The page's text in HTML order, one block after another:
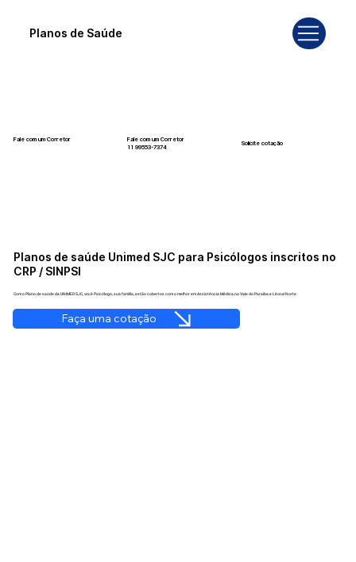
Planos de Saúde
Fale com um Corretor
Fale com um Corretor
11 99553-7374
Solicite cotação
Planos de saúde Unimed SJC para Psicólogos inscritos no
CRP / SINPSI
Com o Plano de saúde da UNIMED SJC, você Psicólogo, sua família, estão cobertos com o melhor em Assistência Médica no Vale do Paraíba e Litoral Norte
Faça uma cotação